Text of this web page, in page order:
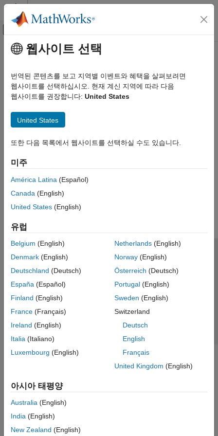
콘텐츠로 바로 가기
오프캔버스 탐색 메뉴 토글
문서 홈
카테고리
Simscape
Simscape Battery
Simscape Driveline
Simscape Electrical
응용 분야
모델링 및 시뮬레이션 기본 사항
Electrical 블록 라이브러리
실시간 시뮬레이션
주요 콘텐츠
웹사이트 선택
번역된 콘텐츠를 보고 지역별 이벤트와 혜택을 살펴보려면
웹사이트를 선택하십시오. 현재 계신 지역에 따라 다음
웹사이트를 권장합니다: United States
United States
또한 다음 목록에서 웹사이트를 선택하실 수도 있습니다.
미주
América Latina (Español)
Canada (English)
United States (English)
유럽
Belgium (English)
Denmark (English)
Deutschland (Deutsch)
España (Español)
Finland (English)
France (Français)
Ireland (English)
Italia (Italiano)
Luxembourg (English)
Netherlands(English)
Norway(English)
Österreich (Deutsch)
Portugal(English)
Sweden (English)
Switzerland
Deutsch
English
Français
United Kingdom (English)
아시아 태평양
Australia (English)
India (English)
New Zealand (English)
신뢰 센터 등록 상표 개인정보 취급방침
불법 복제 방지
애플리케이션 상태
© 1994-2026 The MathWorks, Inc.